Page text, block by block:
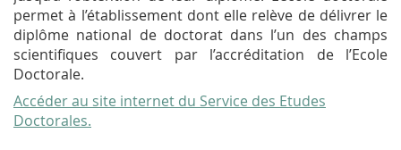
permet à l’établissement dont elle relève de délivrer le
diplôme national de doctorat dans l’un des champs
scientifiques couvert par l’accréditation de l’Ecole
Doctorale.
Accéder au site internet du Service des Etudes
Doctorales.